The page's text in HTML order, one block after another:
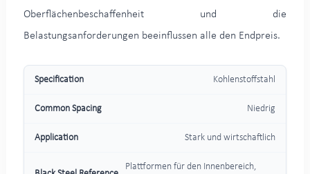
Oberflächenbeschaffenheit und die
Belastungsanforderungen beeinflussen alle den Endpreis.
Kohlenstoffstahl
Niedrig
Stark und wirtschaftlich
Plattformen für den Innenbereich,